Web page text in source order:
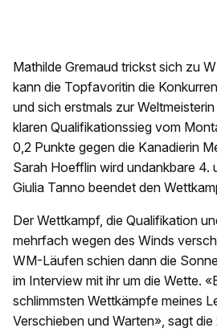
Mathilde Gremaud trickst sich zu
kann die Topfavoritin die
und sich erstmals zur
klaren Qualifikationssieg vom
0,2 Punkte gegen die Kanadierin
Sarah Hoefflin wird undankbare 4.
Giulia Tanno beendet den
Der Wettkampf, die Qualifikation
mehrfach wegen des Winds
WM-Läufen schien dann die
im Interview mit ihr um die Wette.
schlimmsten Wettkämpfe meines
Verschieben und Warten», sagt